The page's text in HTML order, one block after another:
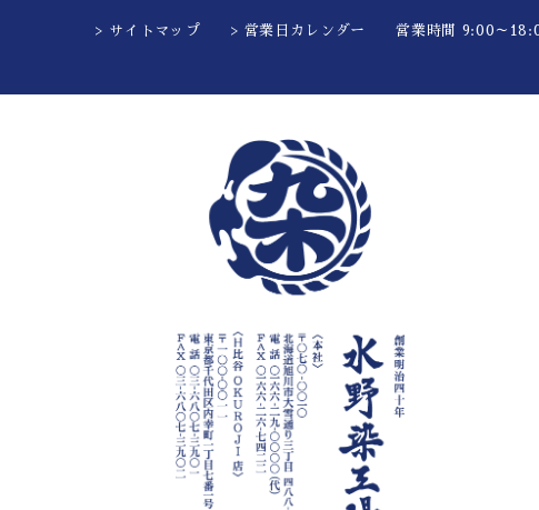
> サイトマップ > 営業日カレンダー 営業時間 9:00～